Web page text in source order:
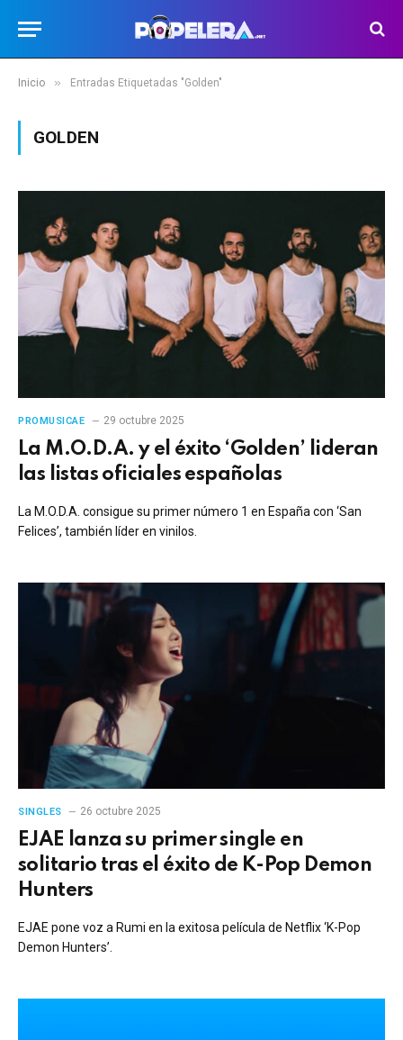
Inicio » Entradas Etiquetadas "Golden"
GOLDEN
PROMUSICAE 29 octubre 2025
La M.O.D.A. y el éxito ‘Golden’ lideran
las listas oficiales españolas
La M.O.D.A. consigue su primer número 1 en España con ‘San
Felices’, también líder en vinilos.
SINGLES 26 octubre 2025
EJAE lanza su primer single en
solitario tras el éxito de K-Pop Demon
Hunters
EJAE pone voz a Rumi en la exitosa película de Netflix ‘K-Pop
Demon Hunters’.